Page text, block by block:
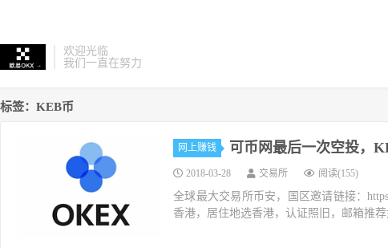
欢迎光临
我们一直在努力
标签：KEB币
网上赚钱 可币网最后一次空投，
2018-03-28 交易所 阅读(155)
全球最大交易所币安，国区邀请链接：
香港，居住地选香港，认证照旧，邮箱推